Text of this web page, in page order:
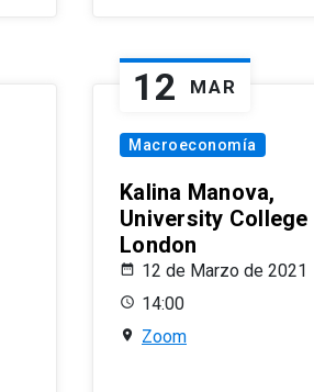
12 MAR
Macroeconomía
Kalina Manova,
University College
London
12 de Marzo de 2021
14:00
Zoom